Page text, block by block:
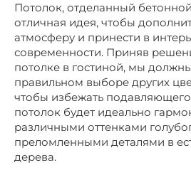
Потолок, отделанный
отличная идея, чтобы
атмосферу и принести в
современности. Приняв
потолке в гостиной, мы
правильном выборе других
чтобы избежать
потолок будет идеально
различными оттенками
преломленными деталями в
дерева.